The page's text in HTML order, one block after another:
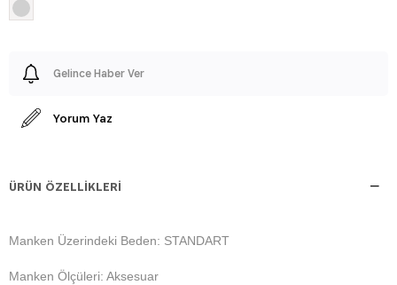
Gelince Haber Ver
Yorum Yaz
ÜRÜN ÖZELLIKLERI
Manken Üzerindeki Beden: STANDART
Manken Ölçüleri: Aksesuar